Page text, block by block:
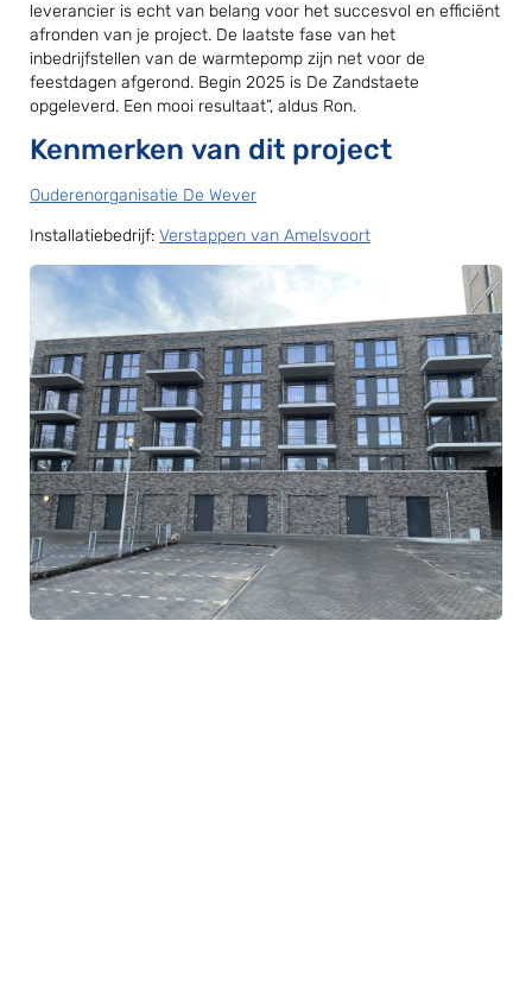
leverancier is echt van belang voor het succesvol en efficiënt
afronden van je project. De laatste fase van het
inbedrijfstellen van de warmtepomp zijn net voor de
feestdagen afgerond. Begin 2025 is De Zandstaete
opgeleverd. Een mooi resultaat”, aldus Ron.
Kenmerken van dit project
Ouderenorganisatie De Wever
Installatiebedrijf: Verstappen van Amelsvoort